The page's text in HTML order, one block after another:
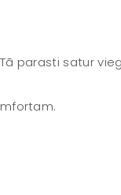
parasti satur